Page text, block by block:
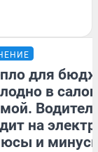
для
в
на
и